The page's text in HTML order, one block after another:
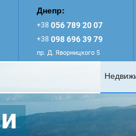
Днепр:
+38 056 789 20 07
+38 098 696 39 79
пр. Д. Яворницкого 5